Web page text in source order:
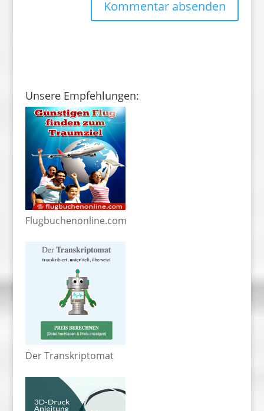
Unsere Empfehlungen:
Flugbuchenonline.com
Der Transkriptomat